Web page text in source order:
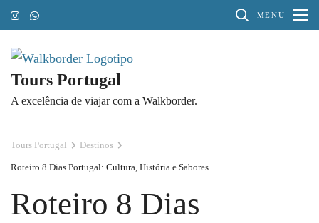
Pular
para
conteúdo
(Pressione
MENU
Tours Portugal
A excelência de viajar com a Walkborder.
Tours Portugal Destinos
Roteiro 8 Dias Portugal: Cultura, História e Sabores
Roteiro 8 Dias